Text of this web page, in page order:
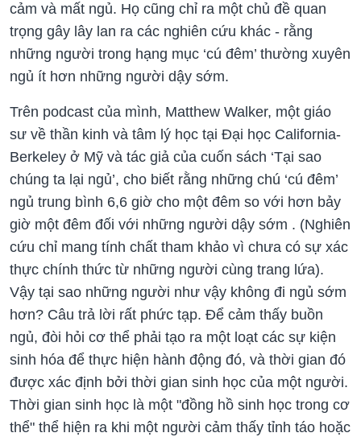
cảm và mất ngủ. Họ cũng chỉ ra một chủ đề quan
trọng gây lây lan ra các nghiên cứu khác - rằng
những người trong hạng mục ‘cú đêm’ thường xuyên
ngủ ít hơn những người dậy sớm.
Trên podcast của mình, Matthew Walker, một giáo
sư về thần kinh và tâm lý học tại Đại học California-
Berkeley ở Mỹ và tác giả của cuốn sách ‘Tại sao
chúng ta lại ngủ’, cho biết rằng những chú ‘cú đêm’
ngủ trung bình 6,6 giờ cho một đêm so với hơn bảy
giờ một đêm đối với những người dậy sớm . (Nghiên
cứu chỉ mang tính chất tham khảo vì chưa có sự xác
thực chính thức từ những người cùng trang lứa).
Vậy tại sao những người như vậy không đi ngủ sớm
hơn? Câu trả lời rất phức tạp. Để cảm thấy buồn
ngủ, đòi hỏi cơ thể phải tạo ra một loạt các sự kiện
sinh hóa để thực hiện hành động đó, và thời gian đó
được xác định bởi thời gian sinh học của một người.
Thời gian sinh học là một "đồng hồ sinh học trong cơ
thể" thể hiện ra khi một người cảm thấy tỉnh táo hoặc